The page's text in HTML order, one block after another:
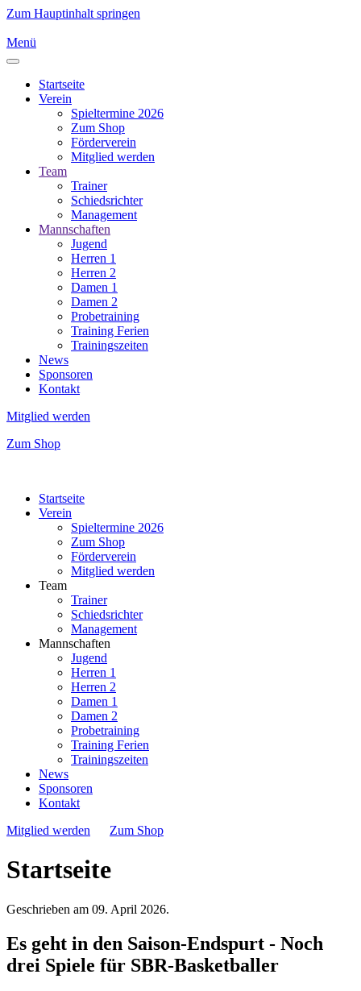
Zum Hauptinhalt springen
Menü
Startseite
Verein
Spieltermine 2026
Zum Shop
Förderverein
Mitglied werden
Team
Trainer
Schiedsrichter
Management
Mannschaften
Jugend
Herren 1
Herren 2
Damen 1
Damen 2
Probetraining
Training Ferien
Trainingszeiten
News
Sponsoren
Kontakt
Mitglied werden
Zum Shop
Startseite
Verein
Spieltermine 2026
Zum Shop
Förderverein
Mitglied werden
Team
Trainer
Schiedsrichter
Management
Mannschaften
Jugend
Herren 1
Herren 2
Damen 1
Damen 2
Probetraining
Training Ferien
Trainingszeiten
News
Sponsoren
Kontakt
Mitglied werden
Zum Shop
Startseite
Geschrieben am 09. April 2026.
Es geht in den Saison-Endspurt - Noch
drei Spiele für SBR-Basketballer